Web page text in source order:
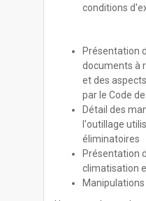
conditions
Présentation
documents à
et des
par le Code
Détail des
l'outillage
éliminatoires
Présentation
climatisation